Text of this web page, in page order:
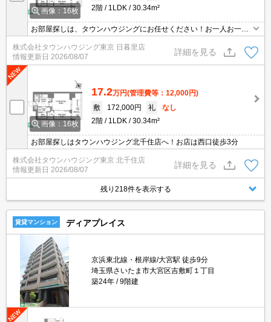
画像：16枚
2階
1LDK 30.34m²
お部屋探しは、タウンハウジングにお任せください！お一人お一人
様に合ったお部屋をお探し致します。分からないことは何でもご相
談くださいませ。
株式会社タウンハウジング東京 日暮里店
情報更新日 2026/08/07
詳細を見る
画像：16枚
17.2万円(管理費等：12,000円)
敷
172,000円 礼
なし
2階
1LDK 30.34m²
お部屋探しはタウンハウジング北千住店へ！お店は西口徒歩3分
株式会社タウンハウジング東京 北千住店
情報更新日 2026/08/07
詳細を見る
残り218件を表示する
賃貸マンション ディアプレイス
京浜東北線・根岸線/大宮駅 徒歩9分
埼玉県さいたま市大宮区吉敷町１丁目
築24年
9階建